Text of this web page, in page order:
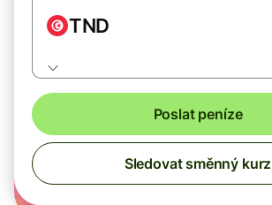
TND
Poslat peníze
Sledovat směnný kurz